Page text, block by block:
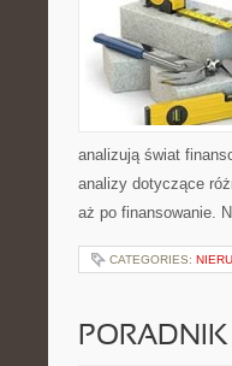
analizują świat
analizy dotyczące
aż po finansowanie.
CATEGORIES: